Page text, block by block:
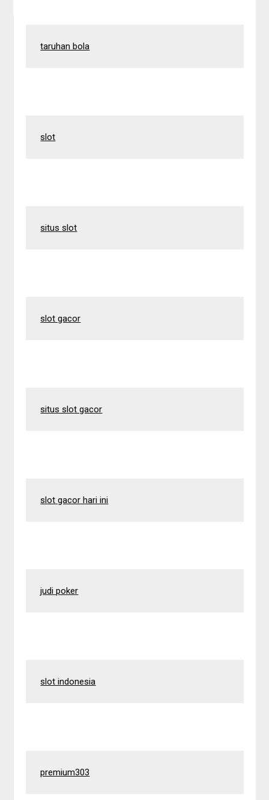
taruhan bola
slot
situs slot
slot gacor
situs slot gacor
slot gacor hari ini
judi poker
slot indonesia
premium303